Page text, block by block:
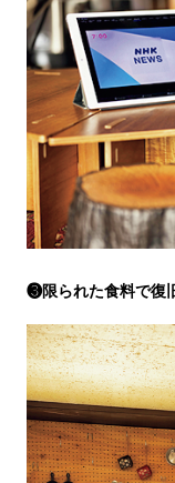
❸限られた食料で復